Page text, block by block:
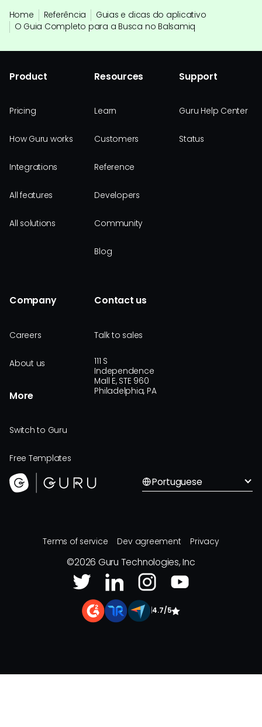
Home Referência
Guias e dicas do aplicativo
O Guia Completo para a Busca no Balsamiq
Product
Pricing
How Guru works
Integrations
All features
All solutions
Resources
Learn
Customers
Reference
Developers
Community
Blog
Support
Guru Help Center
Status
Company
Careers
About us
More
Switch to Guru
Free Templates
Contact us
Talk to sales
111 S
Independence
Mall E, STE 960
Philadelphia, PA
Portuguese
Terms of service Dev agreement Privacy
©2026 Guru Technologies, Inc
4.7/5